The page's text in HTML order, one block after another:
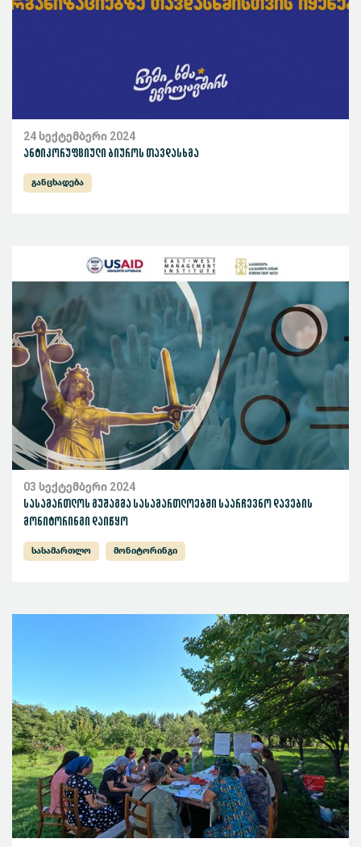
24 სექტემბერი 2024
ანტიკორუფციული ბიუროს თავდასხმა
განცხადება
03 სექტემბერი 2024
სასამართლოს გუშაგმა სასამართლოებში საარჩევნო დავების
მონიტორინგი დაიწყო
სასამართლო მონიტორინგი